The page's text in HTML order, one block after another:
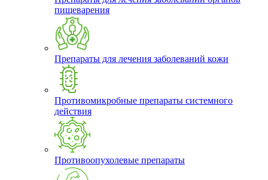
пищеварения
Препараты для лечения заболеваний кожи
Противомикробные препараты системного
действия
Противоопухолевые препараты